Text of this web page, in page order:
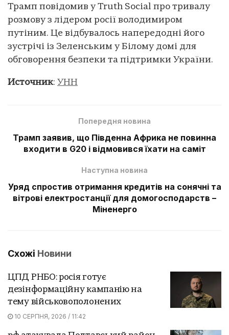
Трамп повідомив у Truth Social про тривалу
розмову з лідером росії володимиром
путіним. Це відбувалось напередодні його
зустрічі із Зеленським у Білому домі для
обговорення безпеки та підтримки України.
Источник: УНН
Попередня новина
Трамп заявив, що Південна Африка не повинна
входити в G20 і відмовився їхати на саміт
Наступна новина
Уряд спростив отримання кредитів на сонячні та
вітрові електростанції для домогосподарств –
Міненерго
Схожі Новини
ЦПД РНБО: росія готує
дезінформаційну кампанію на
тему військовополонених
10 СЕРПНЯ, 2026 / 11:42